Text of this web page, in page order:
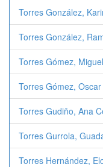
Torres González,
Torres González,
Torres Gómez,
Torres Gómez,
Torres Gudiño, Ana
Torres Gurrola,
Torres Hernández,